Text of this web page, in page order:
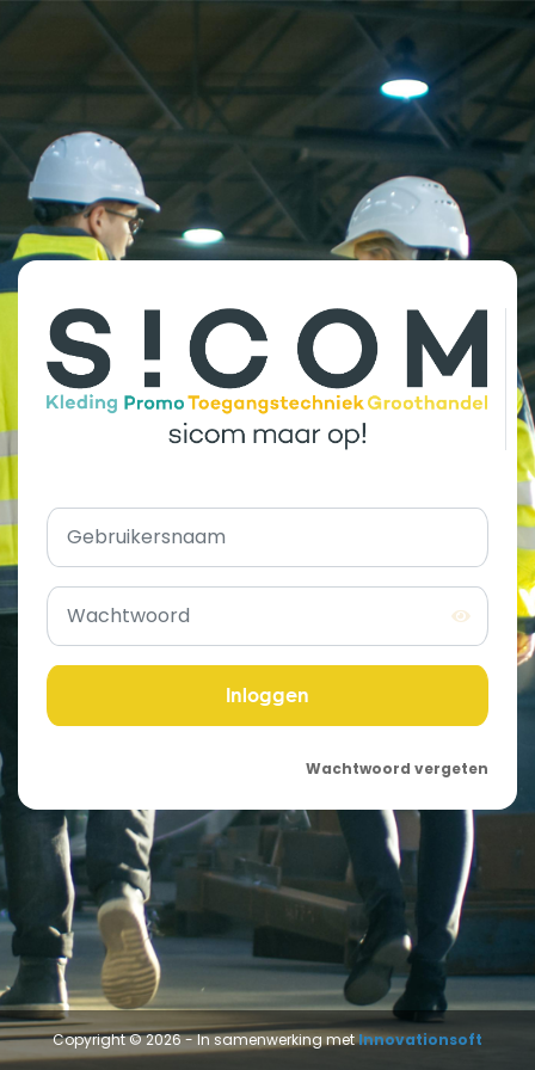
Wachtwoord vergeten
Copyright © 2026 - In samenwerking metInnovationsoft